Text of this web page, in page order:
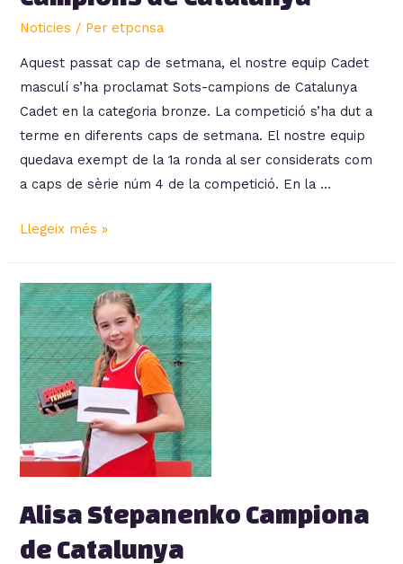
Noticies / Per etpcnsa
Aquest passat cap de setmana, el nostre equip Cadet
masculí s’ha proclamat Sots-campions de Catalunya
Cadet en la categoria bronze. La competició s’ha dut a
terme en diferents caps de setmana. El nostre equip
quedava exempt de la 1a ronda al ser considerats com
a caps de sèrie núm 4 de la competició. En la …
L’equip
Sots-
Campions
de
Catalunya
Llegeix més »
Alisa Stepanenko Campiona
de Catalunya